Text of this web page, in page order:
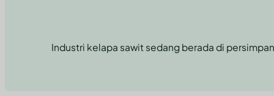
Industri kelapa sawit sedang berada di